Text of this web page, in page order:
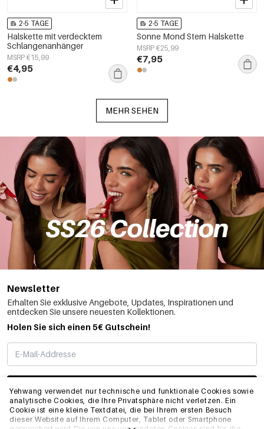
Yehwang verwendet nur technische und funktionale Cookies sowie
analytische Cookies, die Ihre Privatsphäre nicht verletzen. Ein
Cookie ist eine kleine Textdatei, die bei Ihrem ersten Besuch
dieser Website auf Ihrem Computer, Tablet oder Smartphone
2-5 TAGE
Halskette mit verdecktem
Schlangenanhänger
MSRP €15,99
€4,95
2-5 TAGE
Sonne Mond Stern Halskette
MSRP €25,99
€7,95
MEHR SEHEN
Newsletter
Erhalten Sie exklusive Angebote, Updates, Inspirationen und
entdecken Sie unsere neuesten Kollektionen.
Holen Sie sich einen 5€ Gutschein!
ABONNIEREN